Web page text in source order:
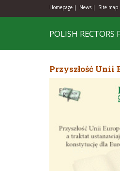
Homepage | News | Site map
POLISH
Przyszłość